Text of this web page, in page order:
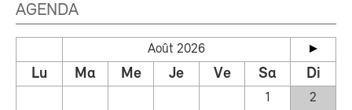
AGENDA
Août 2026
Lu Ma Me Je Ve Sa Di
1
2